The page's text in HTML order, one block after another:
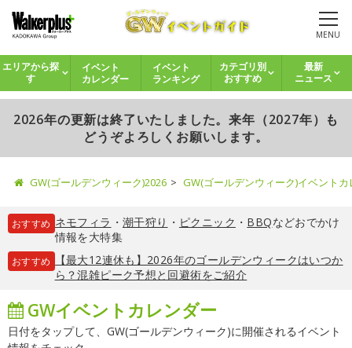
MENU
エリアから探
す
イベント
カレンダー
イベント
ランキング
カテゴリ別
おすすめ
最新
ニュース
2026年の更新は終了いたしました。来年（2027年）も
どうぞよろしくお願いします。
GW(ゴールデンウィーク)2026 GW(ゴールデンウィーク)イベント
おすすめ ネモフィラ ・ 潮干狩り ・ ピクニック ・ BBQなどおでかけ
情報を大特集
おすすめ
【最大12連休も】2026年のゴールデンウィークはいつか
ら？混雑ピーク予想と回避術をご紹介
GWイベントカレンダー
日付をタップして、GW(ゴールデンウィーク)に開催されるイベント